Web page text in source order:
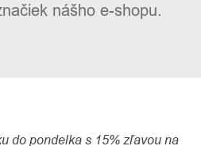
nášho e-shopu.
do pondelka s 15% zľavou na